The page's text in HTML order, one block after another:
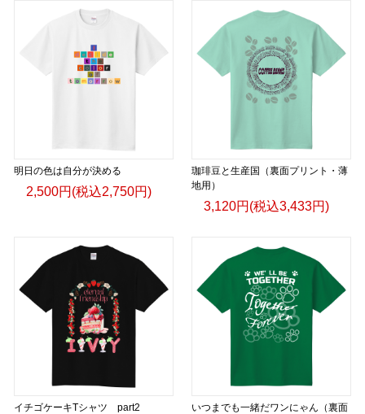
明日の色は自分が決める
2,500円(税込2,750円)
珈琲豆と生産国（裏面プリント・薄
地用）
3,120円(税込3,433円)
イチゴケーキTシャツ part2
いつまでも一緒だワンにゃん（裏面